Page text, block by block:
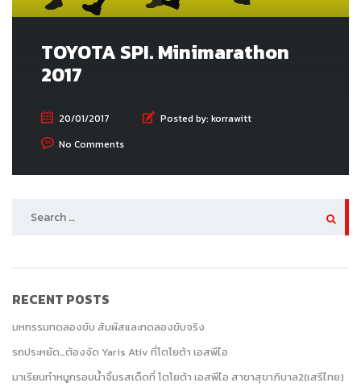
TOYOTA SPI. Minimarathon
2017
20/01/2017 Posted by: korrawitt
No Comments
SEARCH
RECENT POSTS
มหกรรมทดลองขับ สัมผัสและทดลองขับจริง
รถประหยัด…ต้องจัด Yaris Ativ ที่โตโยต้า เอสพีไอ
มาเรียนทำหมูกรอบน้ำจิ้มรสเด็ดที่ โตโยต้า เอสพีไอ สาขาสุขาภิบาล2(เสรีไทย)